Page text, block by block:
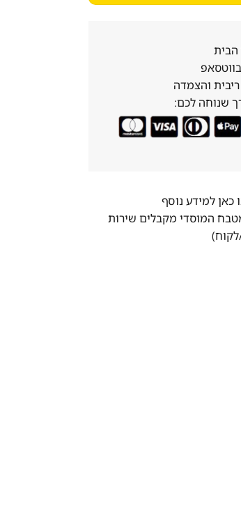
הבית
שנוחה לכם:
כאן למידע נוסף
המוסדי מקבלים שירות